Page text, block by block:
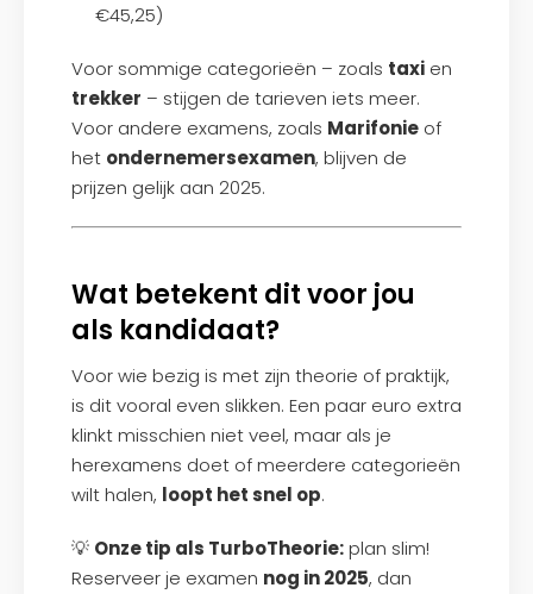
€45,25)
Voor sommige categorieën – zoals taxi en
trekker – stijgen de tarieven iets meer.
Voor andere examens, zoals Marifonie of
het ondernemersexamen, blijven de
prijzen gelijk aan 2025.
Wat betekent dit voor jou
als kandidaat?
Voor wie bezig is met zijn theorie of praktijk,
is dit vooral even slikken. Een paar euro extra
klinkt misschien niet veel, maar als je
herexamens doet of meerdere categorieën
wilt halen, loopt het snel op.
💡 Onze tip als TurboTheorie:plan slim!
Reserveer je examen nog in 2025, dan